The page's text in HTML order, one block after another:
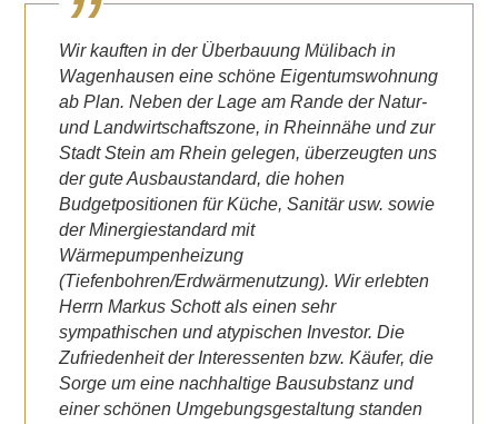
Wir kauften in der Überbauung Mülibach in
Wagenhausen eine schöne Eigentumswohnung
ab Plan. Neben der Lage am Rande der Natur-
und Landwirtschaftszone, in Rheinnähe und zur
Stadt Stein am Rhein gelegen, überzeugten uns
der gute Ausbaustandard, die hohen
Budgetpositionen für Küche, Sanitär usw. sowie
der Minergiestandard mit
Wärmepumpenheizung
(Tiefenbohren/Erdwärmenutzung). Wir erlebten
Herrn Markus Schott als einen sehr
sympathischen und atypischen Investor. Die
Zufriedenheit der Interessenten bzw. Käufer, die
Sorge um eine nachhaltige Bausubstanz und
einer schönen Umgebungsgestaltung standen